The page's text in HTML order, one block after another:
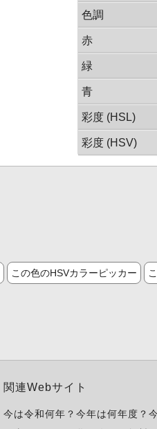
色調
赤
緑
青
彩度 (HSL)
彩度 (HSV)
この色のHSVカラーピッカー
関連Webサイト
今は令和何年？今年は何年度？